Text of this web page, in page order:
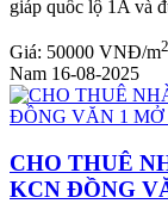
giáp quốc lộ 1A và
Giá: 50000 VNĐ/m2
Nam 16-08-2025
CHO THUÊ
KCN ĐỒNG